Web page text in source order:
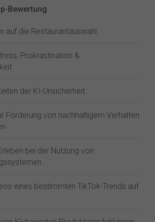
Bewertung
auf die Restaurantauswahl
Prokrastination &
der KI-Unsicherheit
Förderung von nachhaltigem Verhalten
bei der Nutzung von
eines bestimmten TikTok-Trends auf